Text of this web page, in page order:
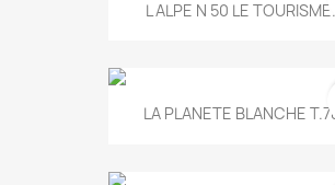
L ALPE N 50 LE
LA PLANETE BLANCHE